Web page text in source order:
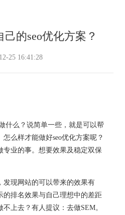
的seo优化方案？
25 16:41:28
什么？说简单一些，就是可以帮
么样才能做好seo优化方案呢？
专业的事。想要效果及稳定双保
发现网站的可以带来的效果有
的排名效果与自己理想中的差距
上去？有人提议：去做SEM。